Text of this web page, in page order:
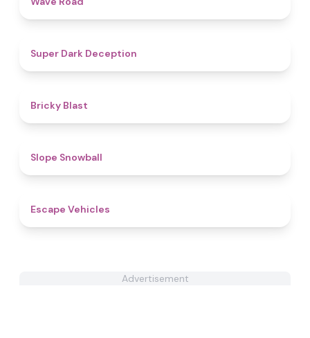
Super Dark Deception
Bricky Blast
Slope Snowball
Escape Vehicles
Advertisement